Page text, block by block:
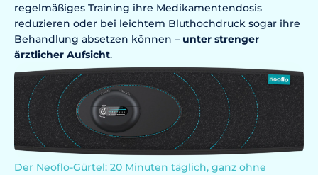
regelmäßiges Training ihre Medikamentendosis
reduzieren oder bei leichtem Bluthochdruck sogar ihre
Behandlung absetzen können – unter strenger
ärztlicher Aufsicht.
Der Neoflo-Gürtel: 20 Minuten täglich, ganz ohne